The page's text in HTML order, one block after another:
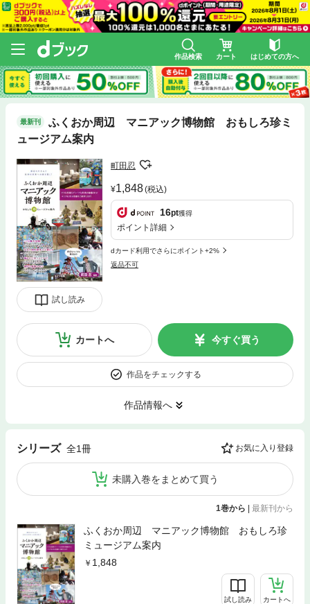
作品検索 カート はじめての方へ
最新刊
ふくおか周辺 マニアック博物館 おもしろ珍ミ
ュージアム案内
試し読み
町田忍
1,848(税込)
16pt獲得
ポイント詳細
dカード利用でさらにポイント+2%
返品不可
カートへ 今すぐ買う
作品をチェックする
作品情報へ
シリーズ 全1冊 お気に入り登録
未購入巻をまとめて買う
1巻から | 最新刊から
ふくおか周辺 マニアック博物館 おもしろ珍
ミュージアム案内
1,848
試し読み カートへ